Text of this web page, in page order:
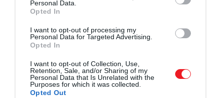
Personal Data.
Opted In
I want to opt-out of processing my
Personal Data for Targeted Advertising.
Opted In
I want to opt-out of Collection, Use,
Retention, Sale, and/or Sharing of my
Personal Data that Is Unrelated with the
Purposes for which it was collected.
Opted Out
A kanasu háttere Hammurapi uralkodásához
kapcsolódik, aki törvényoszlopáról, valamint arról is
ismert, hogy a
mezőgazdaság megszervezésével
erősítette megBabilont. Csatornákat és
öntözőrendszereket építtetett, amelyek stabil
élelmiszer-ellátást biztosítottak. A fennmaradt
törvények között számos, azélelmiszerekkelés
gazdálkodással kapcsolatos szabály is szerepel.